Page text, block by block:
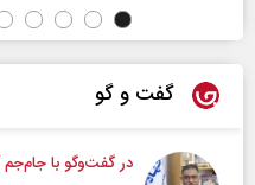
گفت و گو
در گفت‌و‌گو با